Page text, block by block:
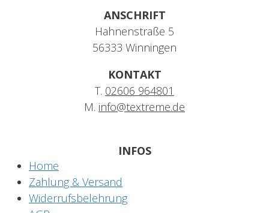
ANSCHRIFT
Hahnenstraße 5
56333 Winningen
KONTAKT
T. 02606 964801
M. info@textreme.de
INFOS
Home
Zahlung & Versand
Widerrufsbelehrung